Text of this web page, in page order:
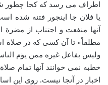
اطراف می رسد که کجا چطور
یا فلان جا اینجور فتنه شده
آنها منفعت و اجتناب از مضرة
مطلقاً» تا آن کسی که در صلاة
ولیس بفاعل غیره ممن یؤم
خطبه نمی خوانند آنها تمام
اخبار در آنجا نیست. روی این